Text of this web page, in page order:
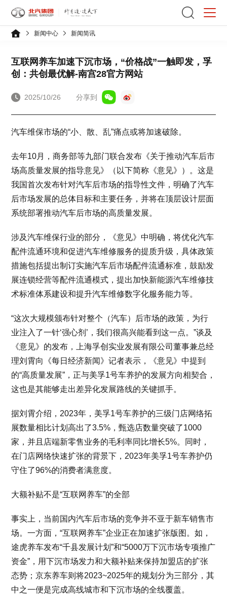
新闻中心 新闻简讯
互联网养车加速下沉市场，“价格战”一触即发，孚
创：共创最优解-南宫28官方网站
2025/10/26 分享到
汽车维保市场的“小、散、乱”痛点或将加速破除。
去年10月，商务部等九部门联合发布《关于推动汽车后市
场高质量发展的指导意见》（以下简称《意见》）。这是
我国首次发布针对汽车后市场的指导性文件，明确了汽车
后市场发展的总体目标和主要任务，并将在顶层设计层面
系统部署推动汽车后市场的高质量发展。
涉及汽车维保行业的部分，《意见》中明确，将优化汽车
配件流通环境和促进汽车维修服务的提质升级，具体政策
措施包括提出制订实施汽车后市场配件流通标准，鼓励发
展连锁经营等配件流通模式，提出加快新能源汽车维修技
术标准体系建设和提升汽车维修数字化服务能力等。
“这次大规模颁布针对整个（汽车）后市场的政策，为行
业注入了一针‘强心剂’，我们很高兴能看到这一点。”谈及
《意见》的发布，上海孚创实业发展有限公司董事兼总经
理刘霄向《每日经济新闻》记者表示，《意见》中提到
的“高质量发展”，正与美孚1号车养护的发展方向相契合，
这也是其能够走出差异化发展路线的关键抓手。
据刘霄介绍，2023年，美孚1号车养护的三级门店网络拓
展数量相比计划高出了3.5%，甄选店数量突破了1000
家，并且店端新零售业务的毛利率同比增长5%。同时，
在门店网络快速扩张的背景下，2023年美孚1号车养护仍
守住了96%的消费者满意度。
大额补贴不是“互联网养车”的全部
事实上，当前国内汽车后市场的竞争并不亚于新车销售市
场。一方面，“互联网养车”企业正在加速扩张版图。如，
途虎养车发布“千县发展计划”和“5000万下沉市场专项推广
资金”，用下沉市场发力和大额补贴来保持加盟店的扩张
态势；京东养车则将2023~2025年的规划分为三部分，其
中之一便是完成高线城市和下沉市场的全线覆盖。